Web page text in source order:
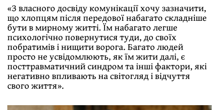
«З власного досвіду комунікації хочу зазначити,
що хлопцям після передової набагато складніше
бути в мирному житті. Їм набагато легше
психологічно повернутися туди, до своїх
побратимів і нищити ворога. Багато людей
просто не усвідомлюють, як їм жити далі, є
посттравматичний синдром та інші фактори, які
негативно впливають на світогляд і відчуття
свого життя».